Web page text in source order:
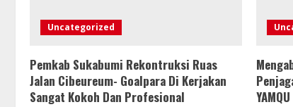
Uncategorized
Pemkab Sukabumi Rekontruksi Ruas
Jalan Cibeureum- Goalpara Di Kerjakan
Sangat Kokoh Dan Profesional